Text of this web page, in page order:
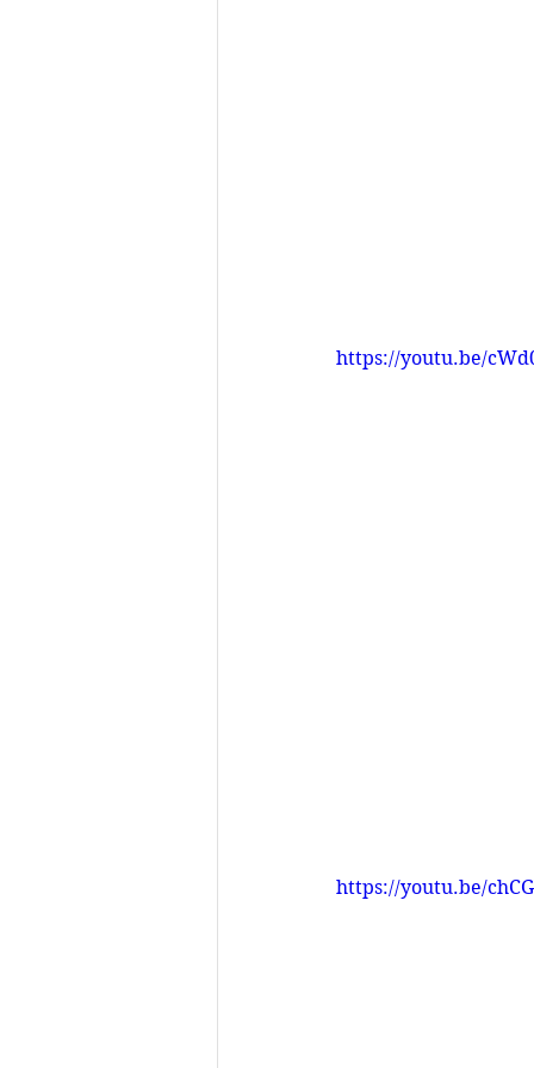
https://youtu.be/
https://youtu.be/